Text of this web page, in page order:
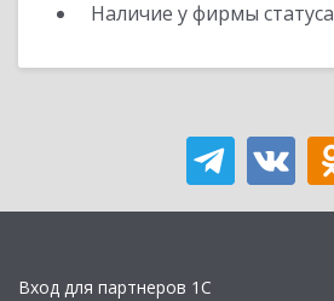
Наличие у фирмы статуса
Вход для партнеров 1С